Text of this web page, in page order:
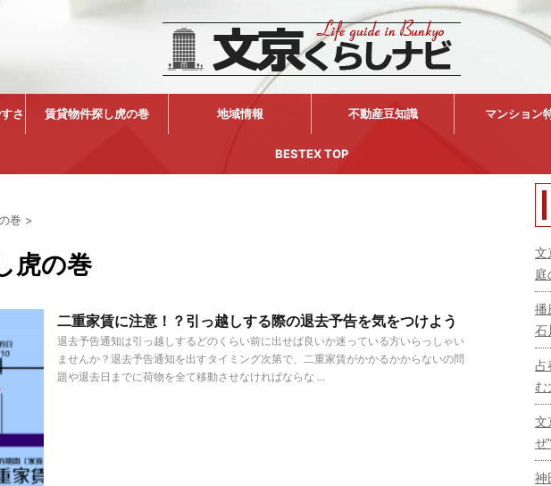
さ 賃貸物件探し虎の巻 地域情報 不動産豆知識 マンション
BESTEX TOP
巻 >
虎の巻
二重家賃に注意！？引っ越しする際の退去予告を気をつけよう
退去予告通知は引っ越しするどのくらい前に出せば良いか迷っている方いらっしゃい
ませんか？退去予告通知を出すタイミング次第で、二重家賃がかかるかからないの問
題や退去日までに荷物を全て移動させなければならな ...
文
庭
播
石
占
む
文
ぜ
神